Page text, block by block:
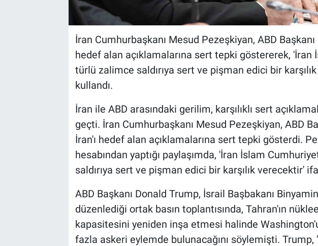
İran Cumhurbaşkanı Mesud Pezeşkiyan, ABD Başkanı
hedef alan açıklamalarına sert tepki göstererek, 'İran
türlü zalimce saldırıya sert ve pişman edici bir
kullandı.
İran ile ABD arasındaki gerilim, karşılıklı sert
geçti. İran Cumhurbaşkanı Mesud Pezeşkiyan, ABD
İran'ı hedef alan açıklamalarına sert tepki gösterdi.
hesabından yaptığı paylaşımda, 'İran İslam
saldırıya sert ve pişman edici bir karşılık verecektir'
ABD Başkanı Donald Trump, İsrail Başbakanı
düzenlediği ortak basın toplantısında, Tahran'ın
kapasitesini yeniden inşa etmesi halinde
fazla askeri eylemde bulunacağını söylemişti. Trump,